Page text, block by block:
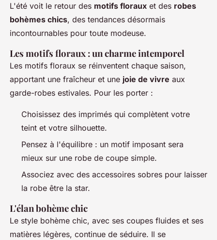
L'été voit le retour des motifs floraux et des robes
bohèmes chics, des tendances désormais
incontournables pour toute modeuse.
Les motifs floraux : un charme intemporel
Les motifs floraux se réinventent chaque saison,
apportant une fraîcheur et une joie de vivre aux
garde-robes estivales. Pour les porter :
Choisissez des imprimés qui complètent votre
teint et votre silhouette.
Pensez à l'équilibre : un motif imposant sera
mieux sur une robe de coupe simple.
Associez avec des accessoires sobres pour laisser
la robe être la star.
L'élan bohème chic
Le style bohème chic, avec ses coupes fluides et ses
matières légères, continue de séduire. Il se